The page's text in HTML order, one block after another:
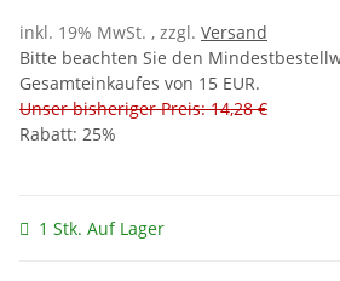
inkl. 19% MwSt. , zzgl. Versand
Bitte beachten Sie den
Gesamteinkaufes von 15 EUR.
Unser bisheriger Preis: 14,28 €
Rabatt: 25%
1 Stk. Auf Lager